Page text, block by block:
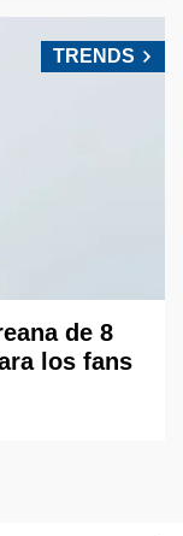
TRENDS
de 8
los fans